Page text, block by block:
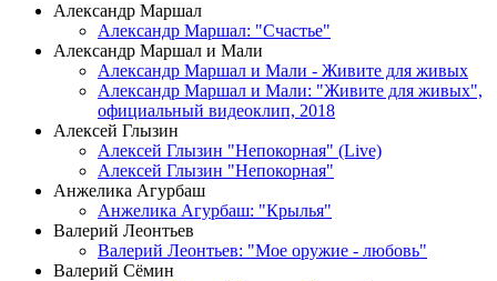
Александр Маршал
Александр Маршал: "Счастье"
Александр Маршал и Мали
Александр Маршал и Мали - Живите для живых
Александр Маршал и Мали: "Живите для живых",
официальный видеоклип, 2018
Алексей Глызин
Алексей Глызин "Непокорная" (Live)
Алексей Глызин "Непокорная"
Анжелика Агурбаш
Анжелика Агурбаш: "Крылья"
Валерий Леонтьев
Валерий Леонтьев: "Мое оружие - любовь"
Валерий Сёмин